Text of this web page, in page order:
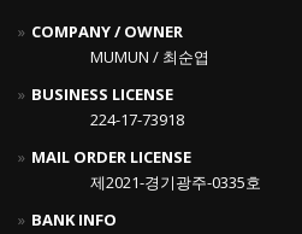
COMPANY / OWNER
MUMUN / 최순엽
BUSINESS LICENSE
224-17-73918
MAIL ORDER LICENSE
제2021-경기광주-0335호
BANK INFO